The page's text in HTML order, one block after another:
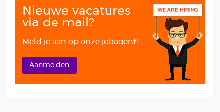
Nieuwe vacatures
via de mail?
Meld je aan op onze jobagent!
Aanmelden